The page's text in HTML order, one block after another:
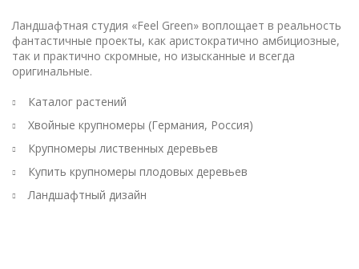
Ландшафтная студия «Feel Green» воплощает в реальность
фантастичные проекты, как аристократично амбициозные,
так и практично скромные, но изысканные и всегда
оригинальные.
Каталог растений
Хвойные крупномеры (Германия, Россия)
Крупномеры лиственных деревьев
Купить крупномеры плодовых деревьев
Ландшафтный дизайн